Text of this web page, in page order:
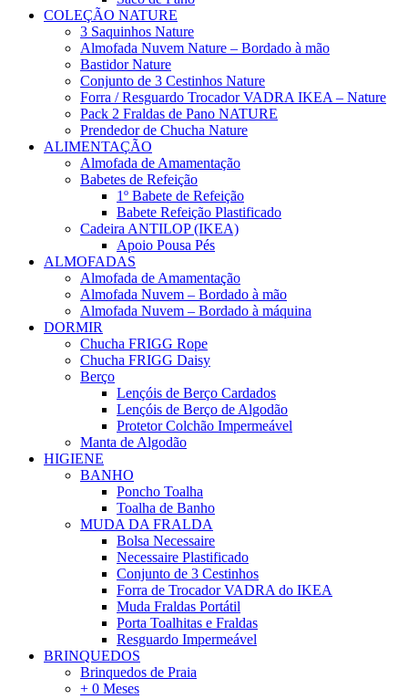
COLEÇÃO NATURE
3 Saquinhos Nature
Almofada Nuvem Nature – Bordado à mão
Bastidor Nature
Conjunto de 3 Cestinhos Nature
Forra / Resguardo Trocador VADRA IKEA – Nature
Pack 2 Fraldas de Pano NATURE
Prendedor de Chucha Nature
ALIMENTAÇÃO
Almofada de Amamentação
Babetes de Refeição
1º Babete de Refeição
Babete Refeição Plastificado
Cadeira ANTILOP (IKEA)
Apoio Pousa Pés
ALMOFADAS
Almofada de Amamentação
Almofada Nuvem – Bordado à mão
Almofada Nuvem – Bordado à máquina
DORMIR
Chucha FRIGG Rope
Chucha FRIGG Daisy
Berço
Lençóis de Berço Cardados
Lençóis de Berço de Algodão
Protetor Colchão Impermeável
Manta de Algodão
HIGIENE
BANHO
Poncho Toalha
Toalha de Banho
MUDA DA FRALDA
Bolsa Necessaire
Necessaire Plastificado
Conjunto de 3 Cestinhos
Forra de Trocador VADRA do IKEA
Muda Fraldas Portátil
Porta Toalhitas e Fraldas
Resguardo Impermeável
BRINQUEDOS
Brinquedos de Praia
+ 0 Meses